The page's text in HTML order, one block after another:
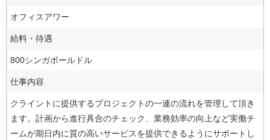
オフィスアワー
給料・待遇
800シンガポールドル
仕事内容
クライントに提供するプロジェクトの一連の流れを管理して頂き
ます。計画から進行具合のチェック、業務効率の向上など実働チ
ームが期日内に質の高いサービスを提供できるようにサポートし